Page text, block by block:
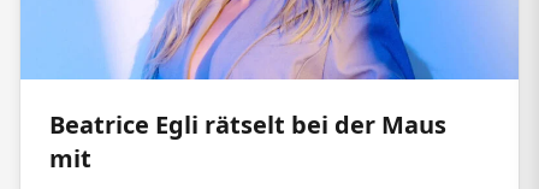
Beatrice Egli rätselt bei der Maus
mit